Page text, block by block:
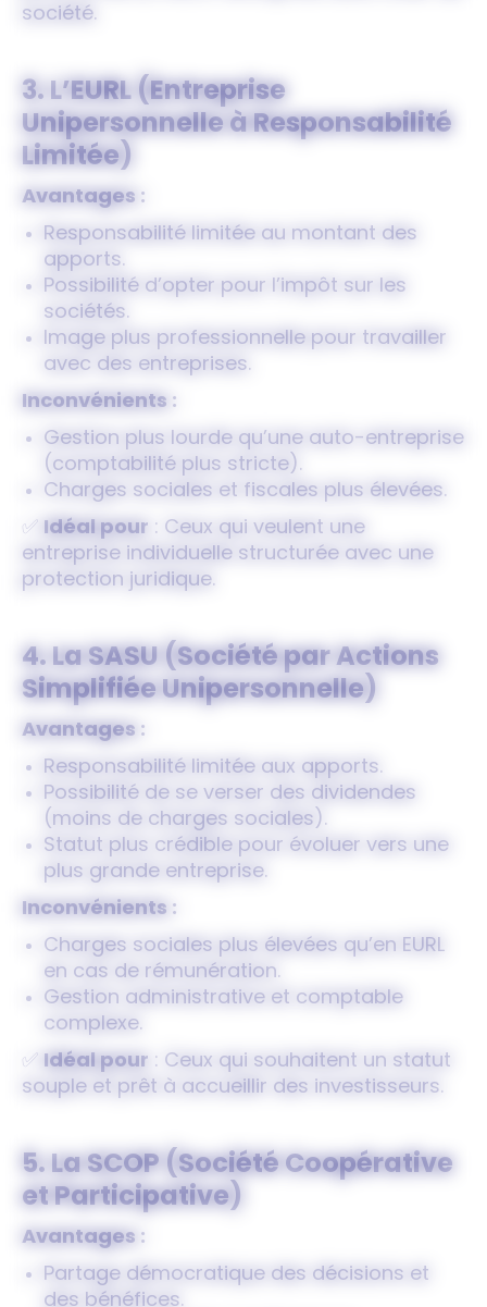
société.
3. L’EURL (Entreprise
Unipersonnelle à Responsabilité
Limitée)
Avantages :
Responsabilité limitée au montant des
apports.
Possibilité d’opter pour l’impôt sur les
sociétés.
Image plus professionnelle pour travailler
avec des entreprises.
Inconvénients :
Gestion plus lourde qu’une auto-entreprise
(comptabilité plus stricte).
Charges sociales et fiscales plus élevées.
✅ Idéal pour : Ceux qui veulent une
entreprise individuelle structurée avec une
protection juridique.
4. La SASU (Société par Actions
Simplifiée Unipersonnelle)
Avantages :
Responsabilité limitée aux apports.
Possibilité de se verser des dividendes
(moins de charges sociales).
Statut plus crédible pour évoluer vers une
plus grande entreprise.
Inconvénients :
Charges sociales plus élevées qu’en EURL
en cas de rémunération.
Gestion administrative et comptable
complexe.
✅ Idéal pour : Ceux qui souhaitent un statut
souple et prêt à accueillir des investisseurs.
5. La SCOP (Société Coopérative
et Participative)
Avantages :
Partage démocratique des décisions et
des bénéfices.